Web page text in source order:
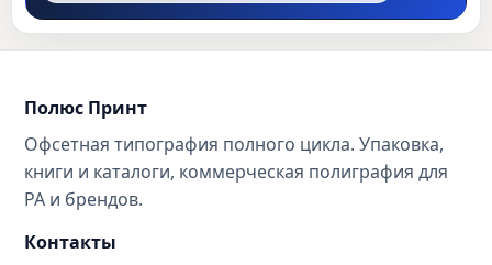
Полюс Принт
Офсетная типография полного цикла. Упаковка,
книги и каталоги, коммерческая полиграфия для
РА и брендов.
Контакты